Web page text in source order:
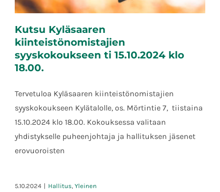
syyskokoukseen ti 15.10.2024 klo 18.00.
Kutsu Kyläsaaren
kiinteistönomistajien
syyskokoukseen ti 15.10.2024 klo
18.00.
Tervetuloa Kyläsaaren kiinteistönomistajien
syyskokoukseen Kylätalolle, os. Mörtintie 7, tiistaina
15.10.2024 klo 18.00. Kokouksessa valitaan
yhdistykselle puheenjohtaja ja hallituksen jäsenet
erovuoroisten
5.10.2024 | Hallitus, Yleinen